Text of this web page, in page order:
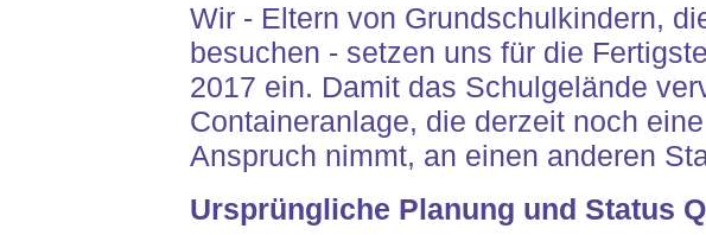
Wir - Eltern von Grundschulkindern,
besuchen - setzen uns für die
2017 ein. Damit das Schulgelände
Containeranlage, die derzeit noch
Anspruch nimmt, an einen anderen
Ursprüngliche Planung und Status